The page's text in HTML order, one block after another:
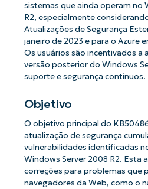
sistemas que ainda operam no
R2, especialmente
Atualizações de Segurança
janeiro de 2023 e para o Azure
Os usuários são incentivados a
versão posterior do Windows
suporte e segurança contínuos.
Objetivo
O objetivo principal do
atualização de segurança
vulnerabilidades identificadas
Windows Server 2008 R2. Esta
correções para problemas que
navegadores da Web, como o